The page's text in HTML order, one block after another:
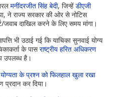
मनींदरजीत सिंह बेदी, जिन्हेंडीएजी
ने राज्य सरकार की ओर से नोटिस
जवाब दाखिल करने के लिए समय मांगा।
भी उठाई गई कि याचिका सुनवाई योग्य
के पासराष्ट्रीय हरित अधिकरण
उपलब्ध है।
के प्रश्न को फिलहाल खुला रखा
प्रदान कर दिया।